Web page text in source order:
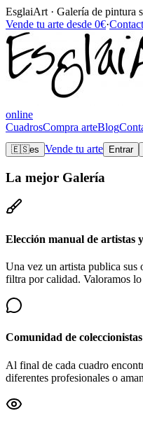
EsglaiArt · Galería de pintura
Vende tu arte desde 0€·
online
CuadrosCompra arteBlog
🇪🇸es Vende tu arte Entrar
La mejor Galería
Elección manual de artistas
Una vez un artista publica sus
filtra por calidad. Valoramos
Comunidad de
Al final de cada cuadro
diferentes profesionales o